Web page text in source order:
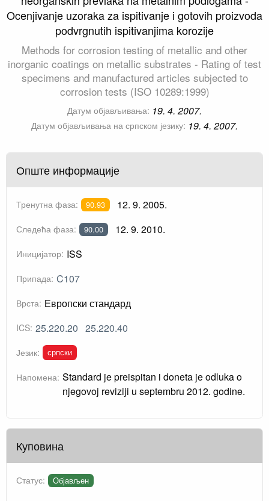
Ocenjivanje uzoraka za ispitivanje i gotovih proizvoda
podvrgnutih ispitivanjima korozije
Methods for corrosion testing of metallic and other
inorganic coatings on metallic substrates - Rating of test
specimens and manufactured articles subjected to
corrosion tests (ISO 10289:1999)
Датум објављивања: 19. 4. 2007.
Датум објављивања на српском језику: 19. 4. 2007.
Опште информације
Тренутна фаза: 90.93 12. 9. 2005.
Следећа фаза: 90.00 12. 9. 2010.
Иницијатор: ISS
Припада: C107
Врста: Европски стандард
ICS: 25.220.20 25.220.40
Језик: српски
Напомена: Standard je preispitan i doneta je odluka o
njegovoj reviziji u septembru 2012. godine.
Куповина
Статус: Објављен